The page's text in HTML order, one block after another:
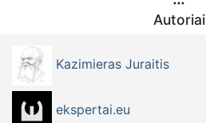
Autoriai
Kazimieras Juraitis
ekspertai.eu